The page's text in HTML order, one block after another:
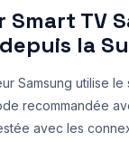
Smart TV
la
Samsung utilise le
recommandée
avec les